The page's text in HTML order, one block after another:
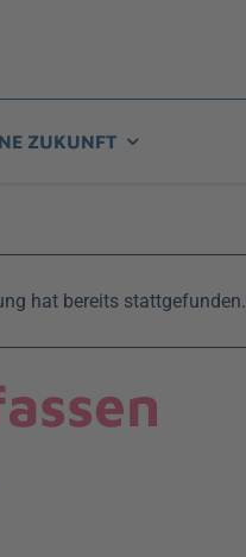
ZUKUNFT
hat bereits stattgefunden.